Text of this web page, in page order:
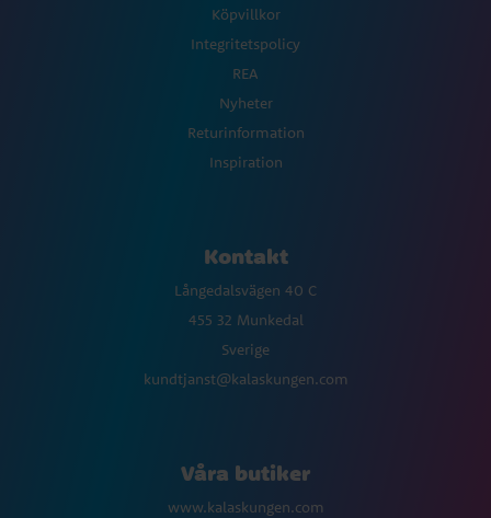
Köpvillkor
Integritetspolicy
REA
Nyheter
Returinformation
Inspiration
Kontakt
Långedalsvägen 40 C
455 32 Munkedal
Sverige
kundtjanst@kalaskungen.com
Våra butiker
www.kalaskungen.com